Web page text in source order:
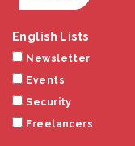
English Lists
Newsletter
Events
Security
Freelancers